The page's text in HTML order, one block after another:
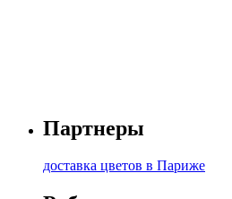
Партнеры
доставка цветов в Париже